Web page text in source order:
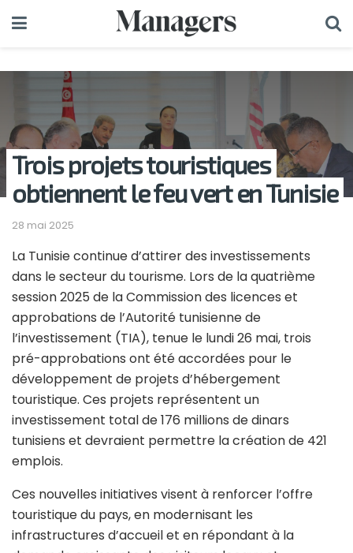
Trois projets touristiques
obtiennent le feu vert en Tunisie
28 mai 2025
La Tunisie continue d’attirer des investissements
dans le secteur du tourisme. Lors de la quatrième
session 2025 de la Commission des licences et
approbations de l’Autorité tunisienne de
l’investissement (TIA), tenue le lundi 26 mai, trois
pré-approbations ont été accordées pour le
développement de projets d’hébergement
touristique. Ces projets représentent un
investissement total de 176 millions de dinars
tunisiens et devraient permettre la création de 421
emplois.
Ces nouvelles initiatives visent à renforcer l’offre
touristique du pays, en modernisant les
infrastructures d’accueil et en répondant à la